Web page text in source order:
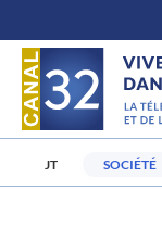
au
contenu
JT SOCIÉTÉ